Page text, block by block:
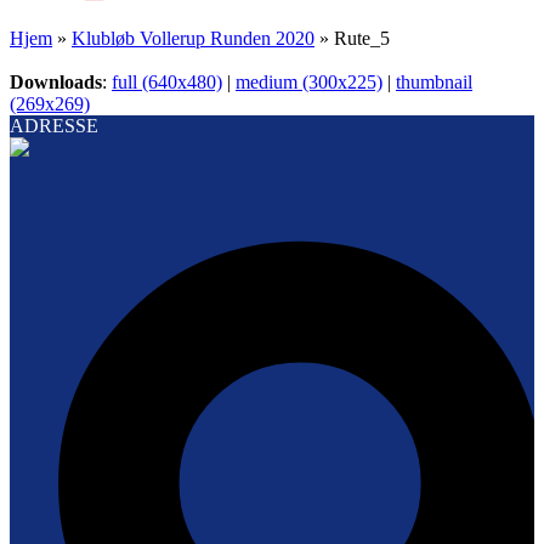
Hjem » Klubløb Vollerup Runden 2020 » Rute_5
Downloads: full (640x480) | medium (300x225) | thumbnail
(269x269)
ADRESSE